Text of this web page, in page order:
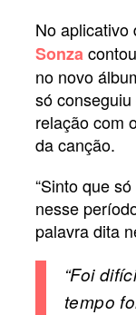
No aplicativo
Sonza
no novo
só
relação com
da canção.
“Sinto que
nesse
palavra dita
“Foi
tempo